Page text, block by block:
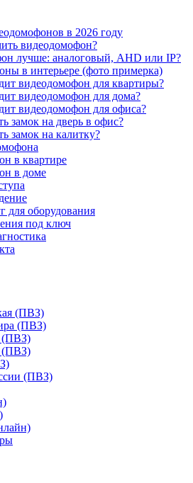
в 2026 году
видеодомофон?
лучше: аналоговый, AHD или IP?
в интерьере (фото примерка)
видеодомофон для квартиры?
видеодомофон для дома?
видеодомофон для офиса?
замок на дверь в офис?
замок на калитку?
в квартире
в доме
для оборудования
под ключ
(ПВЗ)
(ПВЗ)
(ПВЗ)
(ПВЗ)
(ПВЗ)